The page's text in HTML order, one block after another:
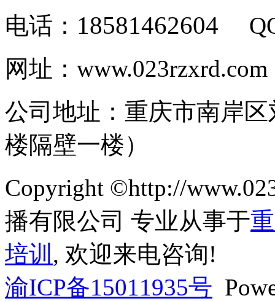
电话： 18581462604
网址：www.023rzxrd.com
公司地址：重庆市南岸
楼隔壁一楼）
Copyright ©http://
播有限公司 专业从事于
培训 , 欢迎来电咨询!
渝ICP备15011935号